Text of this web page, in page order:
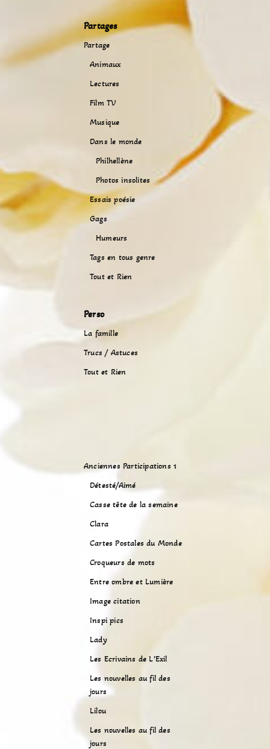
Partages
Partage
Animaux
Lectures
Film TV
Musique
Dans le monde
Philhellène
Photos insolites
Essais poésie
Gags
Humeurs
Tags en tous genre
Tout et Rien
Perso
La famille
Trucs / Astuces
Tout et Rien
Anciennes Participations 1
Détesté/Aimé
Casse tête de la semaine
Clara
Cartes Postales du Monde
Croqueurs de mots
Entre ombre et Lumière
Image citation
Inspi pics
Lady
Les Ecrivains de L’Exil
Les nouvelles au fil des
jours
Lilou
Les nouvelles au fil des
jours